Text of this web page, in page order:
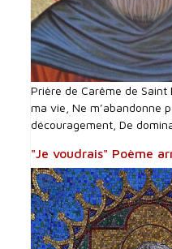
Prière de Carême de
ma vie, Ne m’abandonne
découragement, De
"Je voudrais" Poème